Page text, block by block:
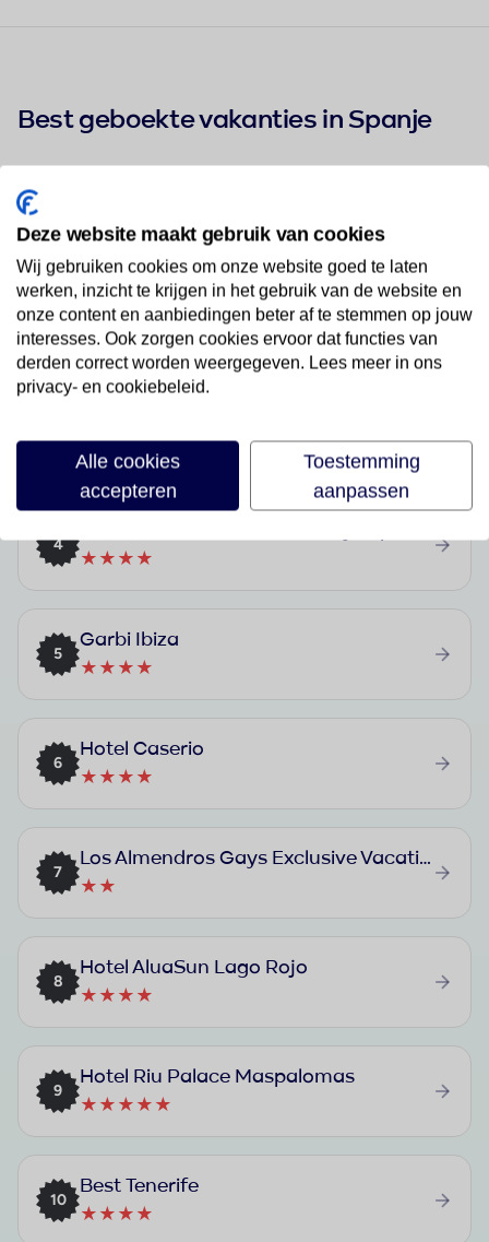
Best geboekte vakanties in Spanje
★★★
2
MS Amaragua Hotel & Convention Center
★★★★
★★★
4
★★★★
5
Garbi Ibiza
★★★★
6
Hotel Caserio
★★★★
7
Los Almendros Gays Exclusive Vacation Club
★★
8
Hotel AluaSun Lago Rojo
★★★★
9
Hotel Riu Palace Maspalomas
★★★★★
10
Best Tenerife
★★★★
Deze website maakt gebruik van cookies
Wij gebruiken cookies om onze website goed te laten
werken, inzicht te krijgen in het gebruik van de website en
onze content en aanbiedingen beter af te stemmen op jouw
interesses. Ook zorgen cookies ervoor dat functies van
derden correct worden weergegeven. Lees meer in ons
privacy- en cookiebeleid.
Alle cookies
accepteren
Toestemming
aanpassen